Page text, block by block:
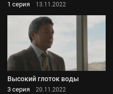
1 серия 13.11.2022
Высокий глоток воды
3 серия 20.11.2022